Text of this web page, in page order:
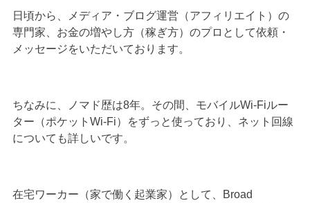
日頃から、メディア・ブログ運営（アフィリエイト）の
専門家、お金の増やし方（稼ぎ方）のプロとして依頼・
メッセージをいただいております。
ちなみに、ノマド歴は8年。その間、モバイルWi-Fiルー
ター（ポケットWi-Fi）をずっと使っており、ネット回線
についても詳しいです。
在宅ワーカー（家で働く起業家）として、Broad